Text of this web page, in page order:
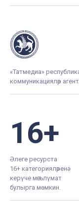
«Татмедиа»
коммуникацияләр
16+
Әлеге ресурста
16+ категорияләренә
керүче мәгълүмат
булырга мөмкин.